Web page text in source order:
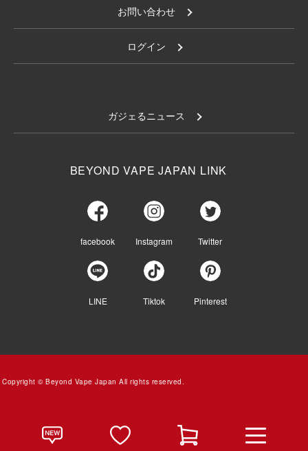
お問い合わせ
ログイン
ガジェるニュース
BEYOND VAPE JAPAN LINK
facebook Instagram Twitter
LINE Tiktok Pinterest
Copyright © Beyond Vape Japan All rights reserved.